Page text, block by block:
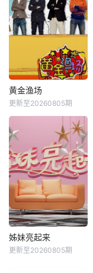
黄金渔场
更新至20260805期
姊妹亮起来
更新至20260805期